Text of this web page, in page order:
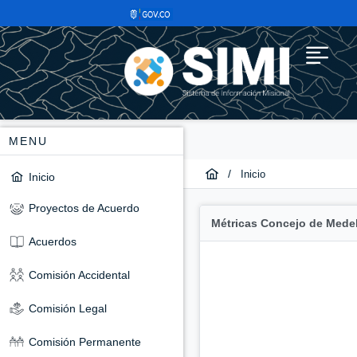
MENU
Inicio
Proyectos de Acuerdo
Acuerdos
Comisión Accidental
Comisión Legal
Comisión Permanente
/ Inicio
Métricas Concejo de